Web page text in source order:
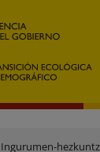
Ingurumen-